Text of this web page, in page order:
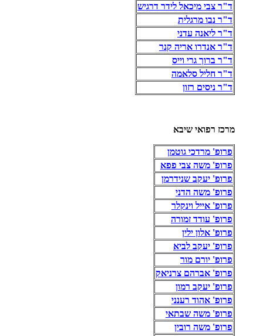
ד"ר צבי מיכאל לידר דרגיש
ד"ר נבו מרגלית
ד"ר ליאנה עדני
ד"ר אנדרו אריה קנר
ד"ר ברוך גרי וייס
ד"ר חליל סלאמה
ד"ר ניסים רזון
מרכז רפואי שיבא
פרופ' מרדכי גוטמן
פרופ' משה צבי פפא
פרופ' יעקב שנידרמן
פרופ' משה הדני
פרופ' אייל וינקלר
פרופ' עודד זמורה
פרופ' אלון ילין
פרופ' יעקב לביא
פרופ' יורם מור
פרופ' אברהם צרניאק
פרופ' יעקב רמון
פרופ' אהוד רענני
פרופ' משה שבתאי
פרופ' משה רובין